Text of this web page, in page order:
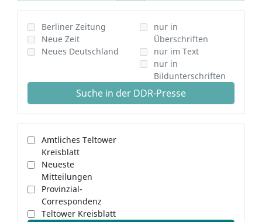
Berliner Zeitung
Neue Zeit
Neues Deutschland
nur in
Überschriften
nur im Text
nur in
Bildunterschriften
Suche in der DDR-Presse
Amtliches Teltower
Kreisblatt
Neueste
Mitteilungen
Provinzial-
Correspondenz
Teltower Kreisblatt